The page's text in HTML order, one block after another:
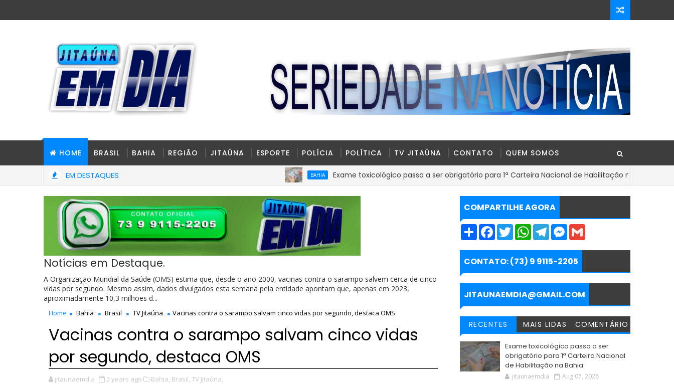
HOME BRASIL BAHIA REGIÃO JITAÚNA ESPORTE POLÍCIA POLÍTICA TV JITAÚNA CONTATO QUEM SOMOS
EM DESTAQUES Exame toxicológico passa a ser obrigatório para 1ª Carteira Nacional de Habilitação na Bahia
Notícias em Destaque.
A Organização Mundial da Saúde (OMS) estima que, desde o ano 2000, vacinas contra o sarampo salvem cerca de cinco
vidas por segundo. Mesmo assim, dados divulgados esta semana pela entidade apontam que, apenas em 2023,
aproximadamente 10,3 milhões d...
Home Bahia Brasil TV Jitaúna Vacinas contra o sarampo salvam cinco vidas por segundo, destaca OMS
Vacinas contra o sarampo salvam cinco vidas
por segundo, destaca OMS
jitaunaemdia 2 years ago Bahia, Brasil, TV Jitaúna,
COMPARTILHE AGORA
S
r
e
F
e
b
o
k
T
w
t
t
e
r
W
t
s
p
p
T
e
g
a
m
M
s
e
g
e
r
i
CONTATO: (73) 9 9115-2205
JITAUNAEMDIA@GMAIL.COM
RECENTES MAIS LIDAS COMENTÁRIO
Exame toxicológico passa a ser
obrigatório para 1ª Carteira Nacional
de Habilitação na Bahia
jitaunaemdia Aug 07, 2026